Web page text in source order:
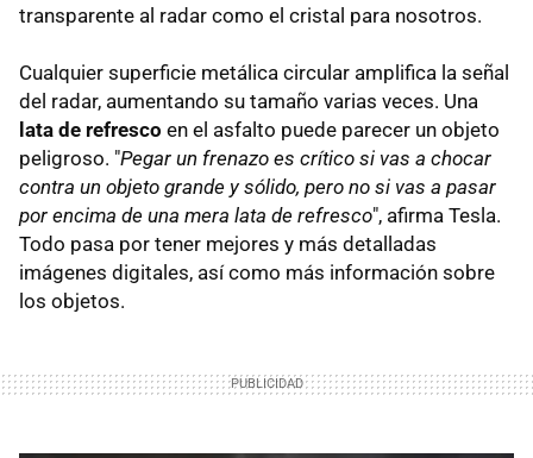
transparente al radar como el cristal para nosotros.
Cualquier superficie metálica circular amplifica la señal
del radar, aumentando su tamaño varias veces. Una
lata de refresco en el asfalto puede parecer un objeto
peligroso. "Pegar un frenazo es crítico si vas a chocar
contra un objeto grande y sólido, pero no si vas a pasar
por encima de una mera lata de refresco", afirma Tesla.
Todo pasa por tener mejores y más detalladas
imágenes digitales, así como más información sobre
los objetos.